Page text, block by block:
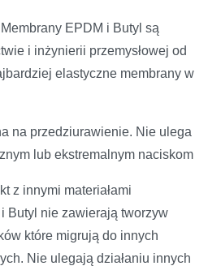
EPDM i Butyl są
i inżynierii przemysłowej od
elastyczne membrany w
na przedziurawienie. Nie ulega
lub ekstremalnym naciskom
z innymi materiałami
Butyl nie zawierają tworzyw
które migrują do innych
Nie ulegają działaniu innych